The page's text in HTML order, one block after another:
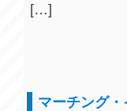
[…]
マーチング